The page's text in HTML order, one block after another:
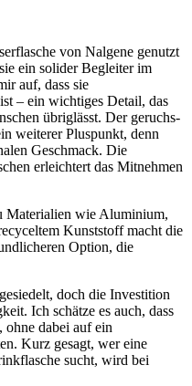
von Nalgene genutzt
ein solider Begleiter im
auf, dass sie
– ein wichtiges Detail, das
übriglässt. Der geruchs-
weiterer Pluspunkt, denn
Geschmack. Die
erleichtert das Mitnehmen
Materialien wie Aluminium,
Kunststoff macht die
Option, die
doch die Investition
Ich schätze es auch, dass
ohne dabei auf ein
Kurz gesagt, wer eine
sucht, wird bei